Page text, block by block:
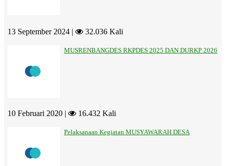
13 September 2024 | 32.036 Kali
MUSRENBANGDES RKPDES 2025 DAN DURKP 2026
10 Februari 2020 | 16.432 Kali
Pelaksanaan Kegiatan MUSYAWARAH DESA